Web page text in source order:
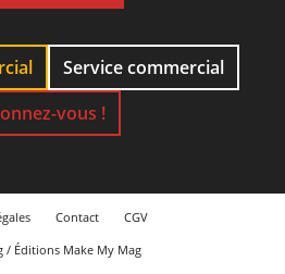
Service commercial
vous !
Contact
CGV
/ Éditions Make My Mag